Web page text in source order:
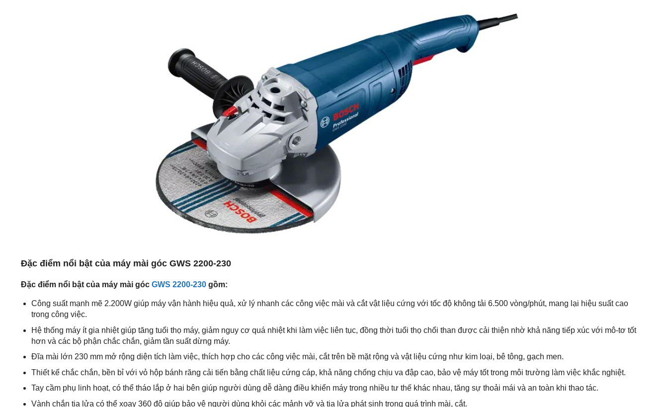
Đặc điểm nổi bật của máy mài góc GWS 2200-230
Đặc điểm nổi bật của máy mài góc GWS 2200-230 gồm:
Công suất mạnh mẽ 2.200W giúp máy vận hành hiệu quả, xử lý nhanh các công việc mài và cắt vật liệu cứng với tốc độ không tải 6.500 vòng/phút, mang lại hiệu suất cao
trong công việc.
Hệ thống máy ít gia nhiệt giúp tăng tuổi thọ máy, giảm nguy cơ quá nhiệt khi làm việc liên tục, đồng thời tuổi thọ chổi than được cải thiện nhờ khả năng tiếp xúc với mô-tơ tốt
hơn và các bộ phận chắc chắn, giảm tần suất dừng máy.
Đĩa mài lớn 230 mm mở rộng diện tích làm việc, thích hợp cho các công việc mài, cắt trên bề mặt rộng và vật liệu cứng như kim loại, bê tông, gạch men.
Thiết kế chắc chắn, bền bỉ với vỏ hộp bánh răng cải tiến bằng chất liệu cứng cáp, khả năng chống chịu va đập cao, bảo vệ máy tốt trong môi trường làm việc khắc nghiệt.
Tay cầm phụ linh hoạt, có thể tháo lắp ở hai bên giúp người dùng dễ dàng điều khiển máy trong nhiều tư thế khác nhau, tăng sự thoải mái và an toàn khi thao tác.
Vành chắn tia lửa có thể xoay 360 độ giúp bảo vệ người dùng khỏi các mảnh vỡ và tia lửa phát sinh trong quá trình mài, cắt.